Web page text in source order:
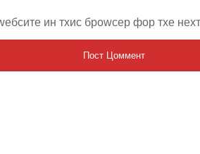
ин тхис броwсер фор тхе